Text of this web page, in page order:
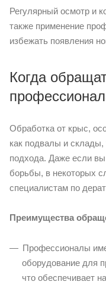
Регулярный осмотр и
также применение
избежать появления
Когда
Обработка от крыс,
как подвалы и склады,
подхода. Даже если
борьбы, в некоторых
специалистам по
Преимущества
Профессионалы
оборудование для
что обеспечивает